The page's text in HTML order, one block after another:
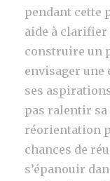
pendant cette
aide à
construire un
envisager une
ses
pas ralentir
réorientation
chances de
s’épanouir